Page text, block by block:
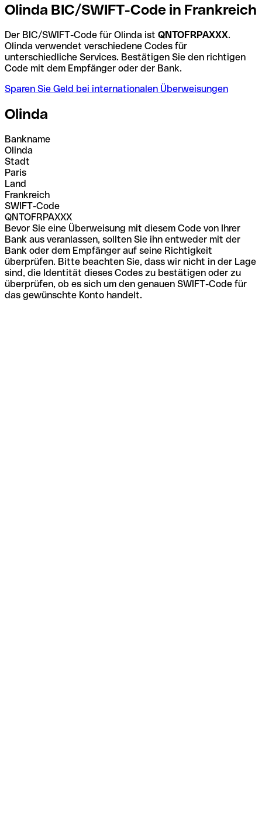
Olinda BIC/SWIFT-Code in Frankreich
Der BIC/SWIFT-Code für Olinda ist QNTOFRPAXXX.
Olinda verwendet verschiedene Codes für
unterschiedliche Services. Bestätigen Sie den richtigen
Code mit dem Empfänger oder der Bank.
Sparen Sie Geld bei internationalen Überweisungen
Olinda
Bankname
Olinda
Stadt
Paris
Land
Frankreich
SWIFT-Code
QNTOFRPAXXX
Bevor Sie eine Überweisung mit diesem Code von Ihrer
Bank aus veranlassen, sollten Sie ihn entweder mit der
Bank oder dem Empfänger auf seine Richtigkeit
überprüfen. Bitte beachten Sie, dass wir nicht in der Lage
sind, die Identität dieses Codes zu bestätigen oder zu
überprüfen, ob es sich um den genauen SWIFT-Code für
das gewünschte Konto handelt.